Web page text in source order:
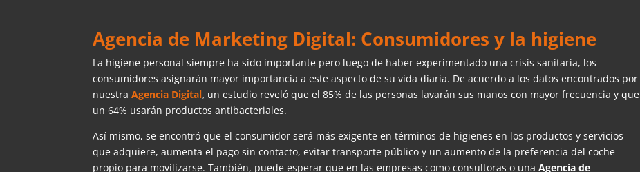
Agencia de Marketing Digital: Consumidores y la higiene
La higiene personal siempre ha sido importante pero luego de haber experimentado una crisis sanitaria, los
consumidores asignarán mayor importancia a este aspecto de su vida diaria. De acuerdo a los datos encontrados por
nuestraAgencia Digital, un estudio reveló que el 85% de las personas lavarán sus manos con mayor frecuencia y que
un 64% usarán productos antibacteriales.
Así mismo, se encontró que el consumidor será más exigente en términos de higienes en los productos y servicios
que adquiere, aumenta el pago sin contacto, evitar transporte público y un aumento de la preferencia del coche
propio para movilizarse. También, puede esperar que en las empresas como consultoras o unaAgencia de